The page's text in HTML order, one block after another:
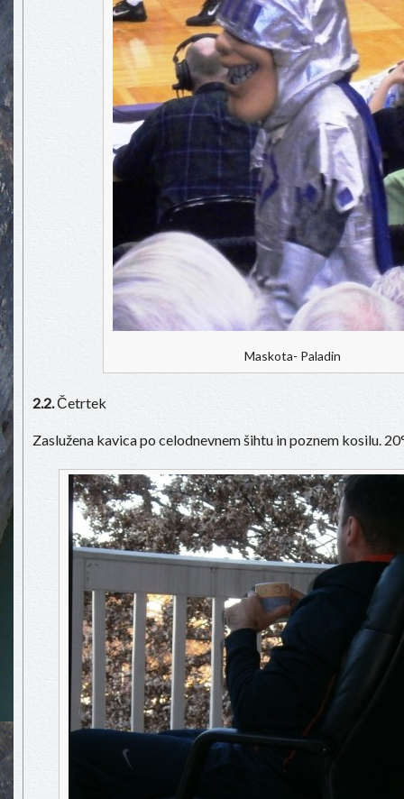
Maskota- Paladin
2.2.Četrtek
Zaslužena kavica po celodnevnem šihtu in poznem kosilu.